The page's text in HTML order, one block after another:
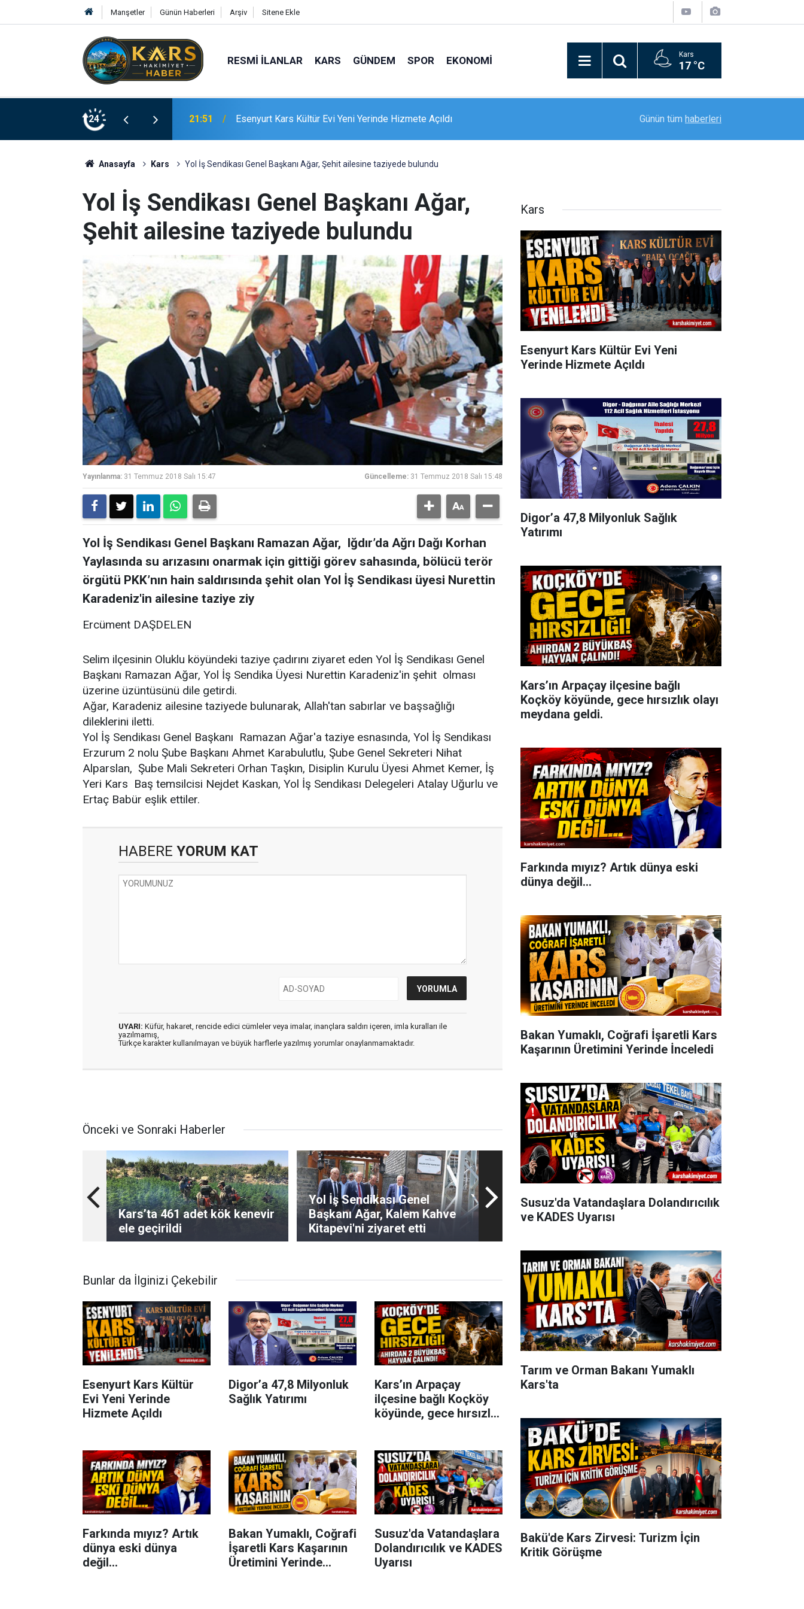
Manşetler Günün Haberleri Arşiv Sitene Ekle
RESMI İLANLAR KARS GÜNDEM SPOR EKONOMI Kars
17 °C
24
Hizmete Açıldı 21:19
merdivenle kurtardı
Bitlis’in kurtuluşunun 110. yılı coşkusu kortej
Günün tüm haberleri
Anasayfa Kars Yol İş Sendikası Genel Başkanı Ağar, Şehit ailesine taziyede bulundu
Yol İş Sendikası Genel Başkanı Ağar,
Şehit ailesine taziyede bulundu
Yayınlanma: 31 Temmuz 2018 Salı 15:47 Güncelleme: 31 Temmuz 2018 Salı 15:48
Yol İş Sendikası Genel Başkanı Ramazan Ağar, Iğdır’da Ağrı Dağı Korhan
Yaylasında su arızasını onarmak için gittiği görev sahasında, bölücü terör
örgütü PKK’nın hain saldırısında şehit olan Yol İş Sendikası üyesi Nurettin
Karadeniz'in ailesine taziye ziy
Ercüment DAŞDELEN
Selim ilçesinin Oluklu köyündeki taziye çadırını ziyaret eden Yol İş Sendikası Genel
Başkanı Ramazan Ağar, Yol İş Sendika Üyesi Nurettin Karadeniz'in şehit olması
üzerine üzüntüsünü dile getirdi.
Ağar, Karadeniz ailesine taziyede bulunarak, Allah'tan sabırlar ve başsağlığı
dileklerini iletti.
Yol İş Sendikası Genel Başkanı Ramazan Ağar'a taziye esnasında, Yol İş Sendikası
Erzurum 2 nolu Şube Başkanı Ahmet Karabulutlu, Şube Genel Sekreteri Nihat
Alparslan, Şube Mali Sekreteri Orhan Taşkın, Disiplin Kurulu Üyesi Ahmet Kemer, İş
Yeri Kars Baş temsilcisi Nejdet Kaskan, Yol İş Sendikası Delegeleri Atalay Uğurlu ve
Ertaç Babür eşlik ettiler.
HABERE YORUM KAT
UYARI: Küfür, hakaret, rencide edici cümleler veya imalar, inançlara saldırı içeren, imla kuralları ile
yazılmamış,
Türkçe karakter kullanılmayan ve büyük harflerle yazılmış yorumlar onaylanmamaktadır.
Önceki ve Sonraki Haberler
Kars’ta 461 adet kök kenevir
ele geçirildi
Yol İş Sendikası Genel
Başkanı Ağar, Kalem Kahve
Kitapevi'ni ziyaret etti
Bunlar da İlginizi Çekebilir
Esenyurt Kars Kültür
Evi Yeni Yerinde
Hizmete Açıldı
Digor’a 47,8 Milyonluk
Sağlık Yatırımı
Kars’ın Arpaçay
ilçesine bağlı Koçköy
köyünde, gece hırsızlık
Farkında mıyız? Artık
dünya eski dünya
değil...
Bakan Yumaklı, Coğrafi
İşaretli Kars Kaşarının
Üretimini Yerinde
Susuz'da Vatandaşlara
Dolandırıcılık ve KADES
Uyarısı
Kars
Esenyurt Kars Kültür Evi Yeni
Yerinde Hizmete Açıldı
Digor’a 47,8 Milyonluk Sağlık
Yatırımı
Kars’ın Arpaçay ilçesine bağlı
Koçköy köyünde, gece hırsızlık olayı
meydana geldi.
Farkında mıyız? Artık dünya eski
dünya değil...
Bakan Yumaklı, Coğrafi İşaretli Kars
Kaşarının Üretimini Yerinde İnceledi
Susuz'da Vatandaşlara Dolandırıcılık
ve KADES Uyarısı
Tarım ve Orman Bakanı Yumaklı
Kars'ta
Bakü'de Kars Zirvesi: Turizm İçin
Kritik Görüşme